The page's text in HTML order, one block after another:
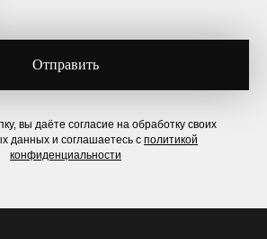
Отправить
вы даёте согласие на обработку своих
данных и соглашаетесь с политикой
конфиденциальности